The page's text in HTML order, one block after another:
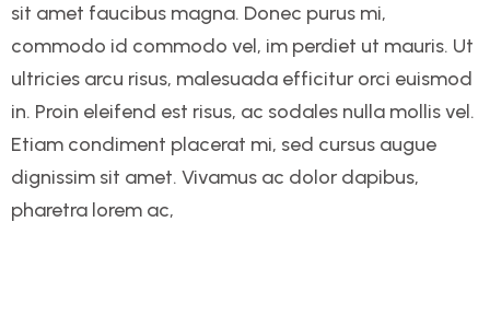
sit amet faucibus magna. Donec purus mi,
commodo id commodo vel, im perdiet ut mauris. Ut
ultricies arcu risus, malesuada efficitur orci euismod
in. Proin eleifend est risus, ac sodales nulla mollis vel.
Etiam condiment placerat mi, sed cursus augue
dignissim sit amet. Vivamus ac dolor dapibus,
pharetra lorem ac,